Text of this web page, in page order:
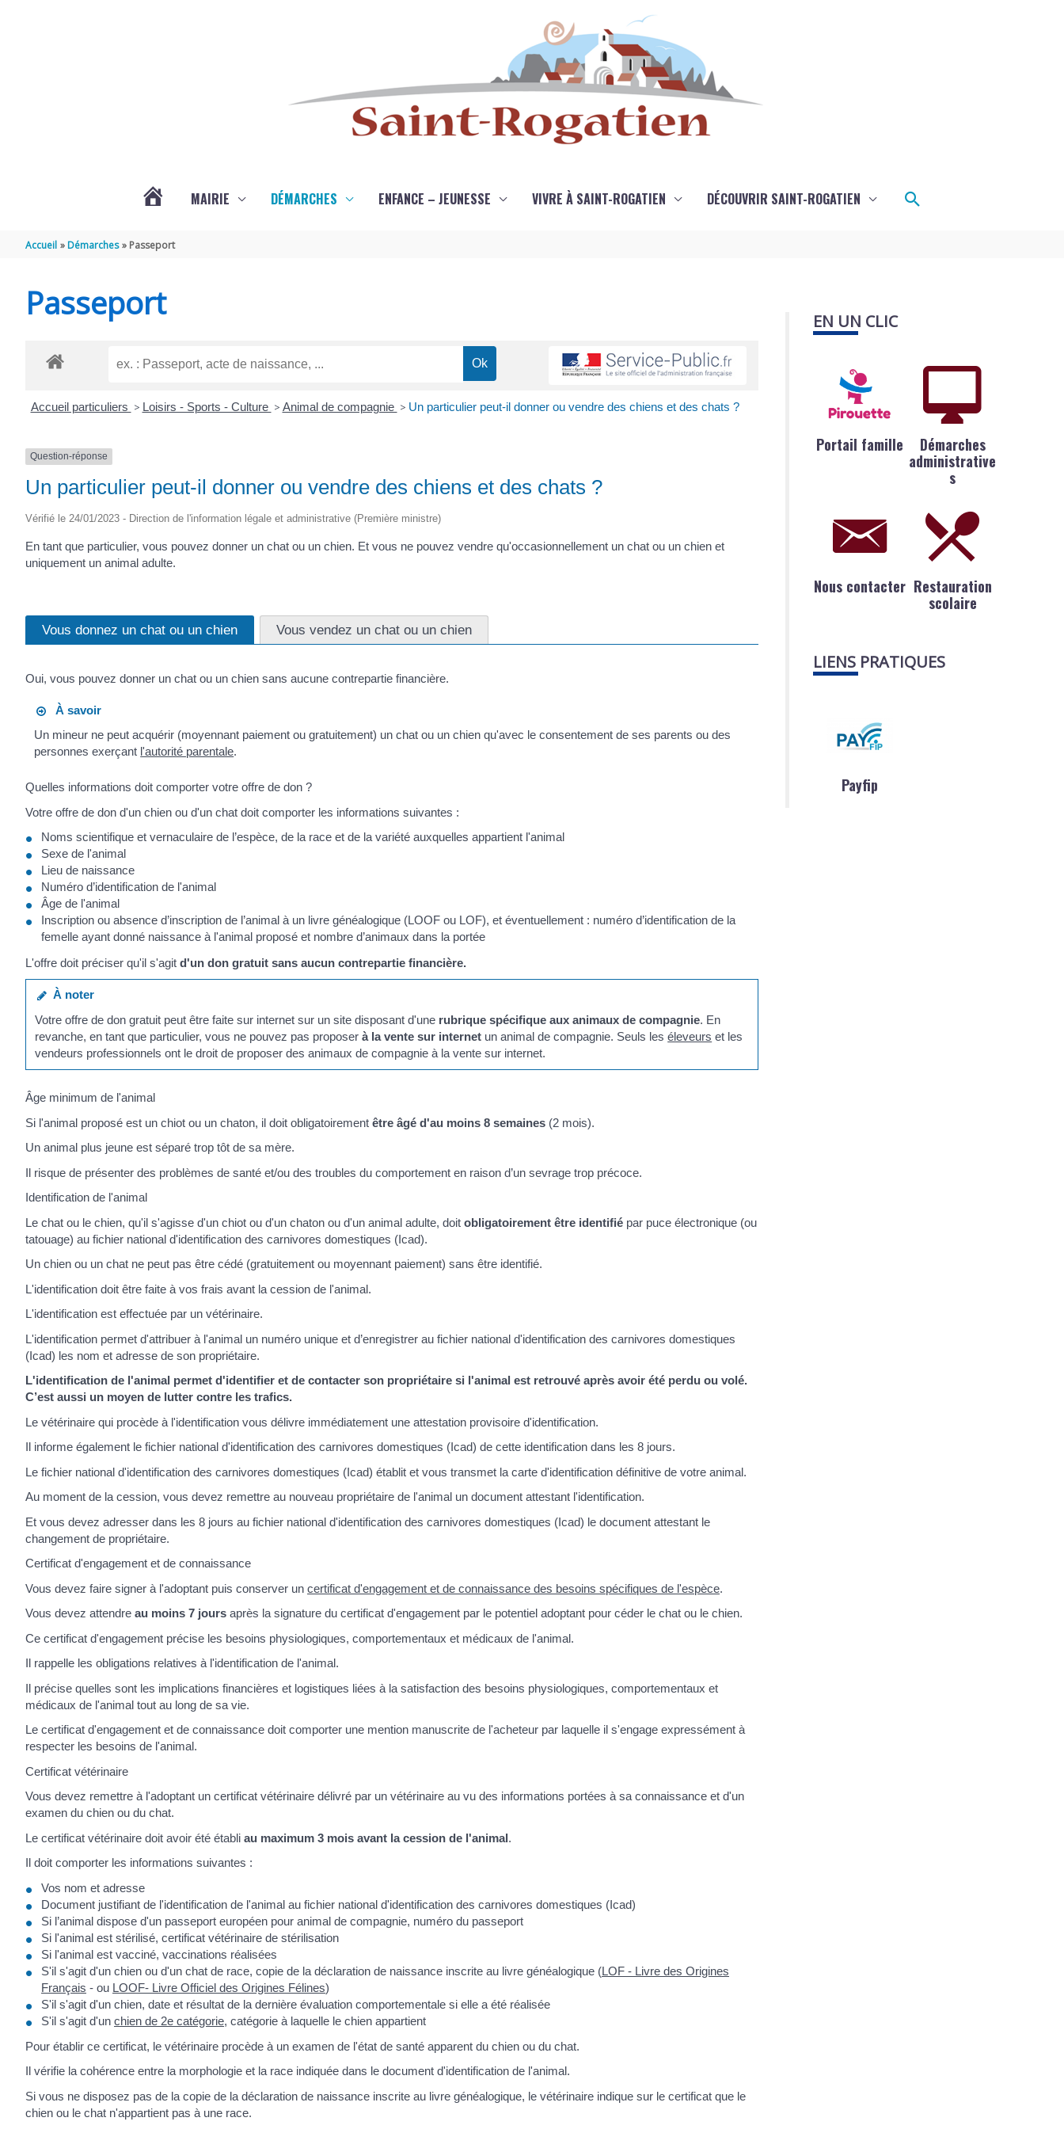
ROGATIEN
MAIRIE DÉMARCHES ENFANCE – JEUNESSE VIVRE À SAINT-ROGATIEN DÉCOUVRIR SAINT-ROGATIEN Rechercher
Accueil Démarches Passeport
Passeport
Accueil particuliers > Loisirs - Sports - Culture > Animal de compagnie > Un particulier peut-il donner ou vendre des chiens et des chats ?
Question-réponse
Un particulier peut-il donner ou vendre des chiens et des chats ?
Vérifié le 24/01/2023 - Direction de l'information légale et administrative (Première ministre)
En tant que particulier, vous pouvez donner un chat ou un chien. Et vous ne pouvez vendre qu'occasionnellement un chat ou un chien et
uniquement un animal adulte.
Vous donnez un chat ou un chien Vous vendez un chat ou un chien
Oui, vous pouvez donner un chat ou un chien sans aucune contrepartie financière.
À savoir
Un mineur ne peut acquérir (moyennant paiement ou gratuitement) un chat ou un chien qu'avec le consentement de ses parents ou des
personnes exerçant l'autorité parentale.
Quelles informations doit comporter votre offre de don ?
Votre offre de don d'un chien ou d'un chat doit comporter les informations suivantes :
Noms scientifique et vernaculaire de l’espèce, de la race et de la variété auxquelles appartient l'animal
Sexe de l'animal
Lieu de naissance
Numéro d’identification de l'animal
Âge de l'animal
Inscription ou absence d’inscription de l’animal à un livre généalogique (LOOF ou LOF), et éventuellement : numéro d’identification de la
femelle ayant donné naissance à l'animal proposé et nombre d’animaux dans la portée
L'offre doit préciser qu'il s'agit d'un don gratuit sans aucun contrepartie financière.
À noter
Votre offre de don gratuit peut être faite sur internet sur un site disposant d'une rubrique spécifique aux animaux de compagnie. En
revanche, en tant que particulier, vous ne pouvez pas proposerà la vente sur internet un animal de compagnie. Seuls leséleveurs et les
vendeurs professionnels ont le droit de proposer des animaux de compagnie à la vente sur internet.
Âge minimum de l'animal
Si l'animal proposé est un chiot ou un chaton, il doit obligatoirement être âgé d'au moins 8 semaines (2 mois).
Un animal plus jeune est séparé trop tôt de sa mère.
Il risque de présenter des problèmes de santé et/ou des troubles du comportement en raison d’un sevrage trop précoce.
Identification de l'animal
Le chat ou le chien, qu'il s'agisse d'un chiot ou d'un chaton ou d'un animal adulte, doit obligatoirement être identifié par puce électronique (ou
tatouage) au fichier national d'identification des carnivores domestiques (Icad).
Un chien ou un chat ne peut pas être cédé (gratuitement ou moyennant paiement) sans être identifié.
L'identification doit être faite à vos frais avant la cession de l'animal.
L'identification est effectuée par un vétérinaire.
L'identification permet d'attribuer à l'animal un numéro unique et d’enregistrer au fichier national d'identification des carnivores domestiques
(Icad) les nom et adresse de son propriétaire.
L'identification de l'animal permet d'identifier et de contacter son propriétaire si l'animal est retrouvé après avoir été perdu ou volé.
C’est aussi un moyen de lutter contre les trafics.
Le vétérinaire qui procède à l'identification vous délivre immédiatement une attestation provisoire d'identification.
Il informe également le fichier national d'identification des carnivores domestiques (Icad) de cette identification dans les 8 jours.
Le fichier national d'identification des carnivores domestiques (Icad) établit et vous transmet la carte d'identification définitive de votre animal.
Au moment de la cession, vous devez remettre au nouveau propriétaire de l'animal un document attestant l'identification.
Et vous devez adresser dans les 8 jours au fichier national d'identification des carnivores domestiques (Icad) le document attestant le
changement de propriétaire.
Certificat d'engagement et de connaissance
Vous devez faire signer à l'adoptant puis conserver un certificat d'engagement et de connaissance des besoins spécifiques de l'espèce.
Vous devez attendre au moins 7 jours après la signature du certificat d'engagement par le potentiel adoptant pour céder le chat ou le chien.
Ce certificat d'engagement précise les besoins physiologiques, comportementaux et médicaux de l'animal.
Il rappelle les obligations relatives à l'identification de l'animal.
Il précise quelles sont les implications financières et logistiques liées à la satisfaction des besoins physiologiques, comportementaux et
médicaux de l'animal tout au long de sa vie.
Le certificat d'engagement et de connaissance doit comporter une mention manuscrite de l'acheteur par laquelle il s'engage expressément à
respecter les besoins de l'animal.
Certificat vétérinaire
Vous devez remettre à l'adoptant un certificat vétérinaire délivré par un vétérinaire au vu des informations portées à sa connaissance et d'un
examen du chien ou du chat.
Le certificat vétérinaire doit avoir été établi au maximum 3 mois avant la cession de l'animal.
Il doit comporter les informations suivantes :
Vos nom et adresse
Document justifiant de l'identification de l'animal au fichier national d'identification des carnivores domestiques (Icad)
Si l’animal dispose d'un passeport européen pour animal de compagnie, numéro du passeport
Si l'animal est stérilisé, certificat vétérinaire de stérilisation
Si l'animal est vacciné, vaccinations réalisées
S'il s'agit d'un chien ou d'un chat de race, copie de la déclaration de naissance inscrite au livre généalogique (LOF - Livre des Origines
Français - ou LOOF- Livre Officiel des Origines Félines)
S'il s'agit d'un chien, date et résultat de la dernière évaluation comportementale si elle a été réalisée
S'il s'agit d'un chien de 2e catégorie, catégorie à laquelle le chien appartient
Pour établir ce certificat, le vétérinaire procède à un examen de l'état de santé apparent du chien ou du chat.
Il vérifie la cohérence entre la morphologie et la race indiquée dans le document d'identification de l'animal.
Si vous ne disposez pas de la copie de la déclaration de naissance inscrite au livre généalogique, le vétérinaire indique sur le certificat que le
chien ou le chat n'appartient pas à une race.
EN UN CLIC
Portail famille
Démarches
administrative
s
Nous contacter Restauration
scolaire
LIENS PRATIQUES
Payfip